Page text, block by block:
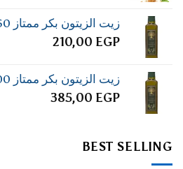
زيت الزيتون بكر ممتاز 250 مل
210,00 EGP
زيت الزيتون بكر ممتاز 500 مل
385,00 EGP
BEST SELLING